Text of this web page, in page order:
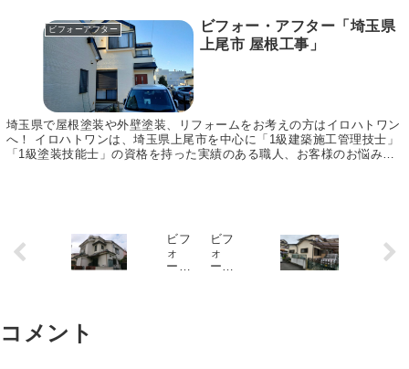
ビフォーアフター
ビフォー・アフター「埼玉県
上尾市 屋根工事」
埼玉県で屋根塗装や外壁塗装、リフォームをお考えの方はイロハトワン
へ！ イロハトワンは、埼玉県上尾市を中心に「1級建築施工管理技士」
「1級塗装技能士」の資格を持った実績のある職人、お客様のお悩みに
ビフ
ォ
ー・
ビフ
ォ
ー・
コメント